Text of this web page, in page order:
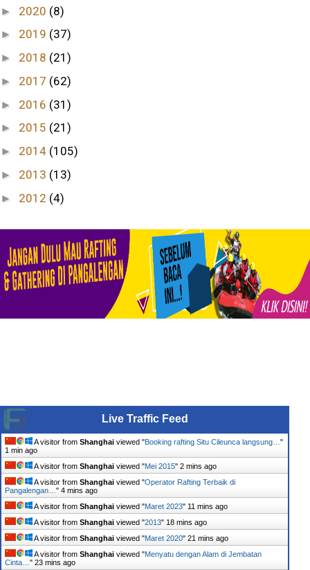
► 2020 (8)
► 2019 (37)
► 2018 (21)
► 2017 (62)
► 2016 (31)
► 2015 (21)
► 2014 (105)
► 2013 (13)
► 2012 (4)
Live Traffic Feed
A visitor from Shanghai viewed "Booking rafting Situ Cileunca langsung… "
1 min ago
A visitor from Shanghai viewed "Mei 2015" 2 mins ago
A visitor from Shanghai viewed "Operator Rafting Terbaik di
Pangalengan… " 4 mins ago
A visitor from Shanghai viewed "Maret 2023" 11 mins ago
A visitor from Shanghai viewed "2013" 18 mins ago
A visitor from Shanghai viewed "Maret 2020" 21 mins ago
A visitor from Shanghai viewed "Menyatu dengan Alam di Jembatan
Cinta… " 23 mins ago